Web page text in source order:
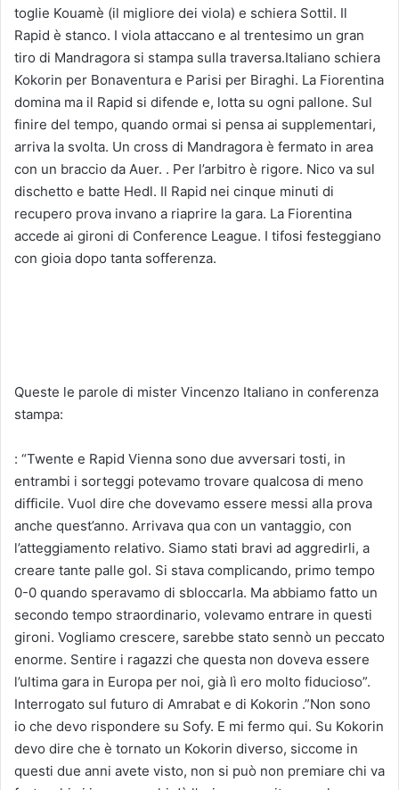
toglie Kouamè (il migliore dei viola) e schiera Sottil. Il
Rapid è stanco. I viola attaccano e al trentesimo un gran
tiro di Mandragora si stampa sulla traversa.Italiano schiera
Kokorin per Bonaventura e Parisi per Biraghi. La Fiorentina
domina ma il Rapid si difende e, lotta su ogni pallone. Sul
finire del tempo, quando ormai si pensa ai supplementari,
arriva la svolta. Un cross di Mandragora è fermato in area
con un braccio da Auer. . Per l’arbitro è rigore. Nico va sul
dischetto e batte Hedl. Il Rapid nei cinque minuti di
recupero prova invano a riaprire la gara. La Fiorentina
accede ai gironi di Conference League. I tifosi festeggiano
con gioia dopo tanta sofferenza.
Queste le parole di mister Vincenzo Italiano in conferenza
stampa:
: “Twente e Rapid Vienna sono due avversari tosti, in
entrambi i sorteggi potevamo trovare qualcosa di meno
difficile. Vuol dire che dovevamo essere messi alla prova
anche quest’anno. Arrivava qua con un vantaggio, con
l’atteggiamento relativo. Siamo stati bravi ad aggredirli, a
creare tante palle gol. Si stava complicando, primo tempo
0-0 quando speravamo di sbloccarla. Ma abbiamo fatto un
secondo tempo straordinario, volevamo entrare in questi
gironi. Vogliamo crescere, sarebbe stato sennò un peccato
enorme. Sentire i ragazzi che questa non doveva essere
l’ultima gara in Europa per noi, già lì ero molto fiducioso”.
Interrogato sul futuro di Amrabat e di Kokorin .”Non sono
io che devo rispondere su Sofy. E mi fermo qui. Su Kokorin
devo dire che è tornato un Kokorin diverso, siccome in
questi due anni avete visto, non si può non premiare chi va